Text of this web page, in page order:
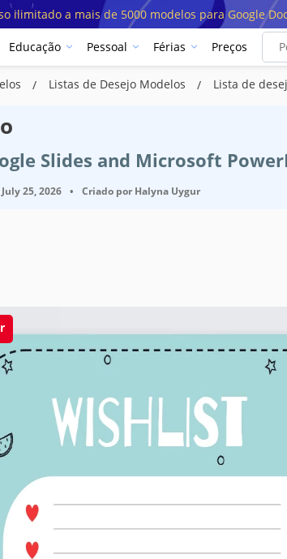
ilimitado a mais de 5000 modelos para Google
Educação Pessoal Férias Preços
Listas de Desejo Modelos Lista de
Slides and Microsoft
July 25, 2026 • Criado por Halyna Uygur